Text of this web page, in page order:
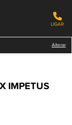
LIGAR
Alterar
IMPETUS